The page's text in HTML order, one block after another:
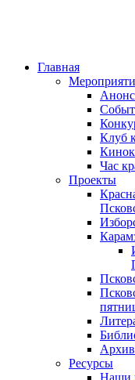
Главная
Клуб
Час
Проекты
Ресурсы
Наши